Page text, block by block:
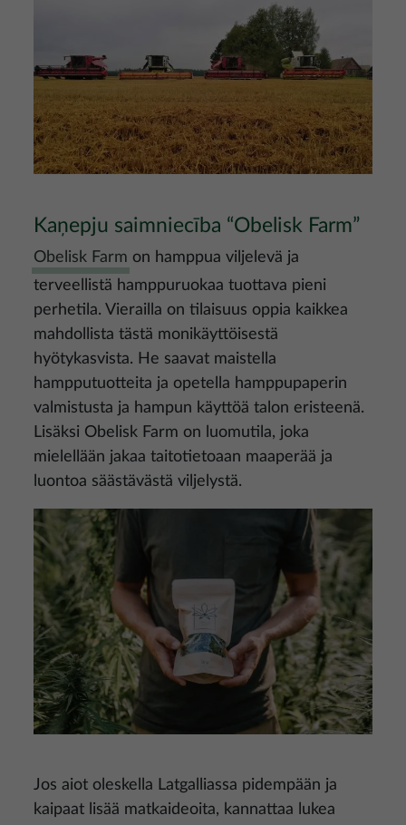
Kaņepju saimniecība “Obelisk Farm”
Obelisk Farm on hamppua viljelevä ja
terveellistä hamppuruokaa tuottava pieni
perhetila. Vierailla on tilaisuus oppia kaikkea
mahdollista tästä monikäyttöisestä
hyötykasvista. He saavat maistella
hampputuotteita ja opetella hamppupaperin
valmistusta ja hampun käyttöä talon eristeenä.
Lisäksi Obelisk Farm on luomutila, joka
mielellään jakaa taitotietoaan maaperää ja
luontoa säästävästä viljelystä.
Kuva
Jos aiot oleskella Latgalliassa pidempään ja
kaipaat lisää matkaideoita, kannattaa lukea